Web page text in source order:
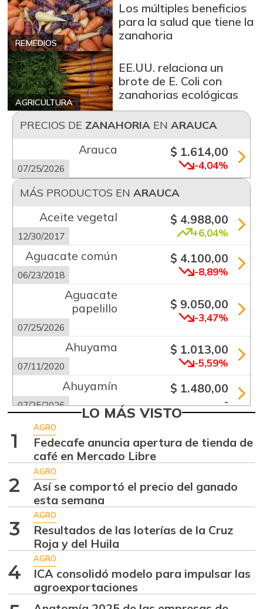
REMEDIOS
Los múltiples beneficios
para la salud que tiene la
zanahoria
AGRICULTURA
EE.UU. relaciona un
brote de E. Coli con
zanahorias ecológicas
PRECIOS DE ZANAHORIAEN ARAUCA
Arauca
07/25/2026
$ 1.614,00
-4,04%
MÁS PRODUCTOS EN ARAUCA
Aceite vegetal
12/30/2017
$ 4.988,00
+6,04%
Aguacate común
06/23/2018
$ 4.100,00
-8,89%
Aguacate
papelillo
07/25/2026
$ 9.050,00
-3,47%
Ahuyama
07/11/2020
$ 1.013,00
-5,59%
Ahuyamín
07/25/2026
$ 1.480,00
-
07/25/2026 +0,44%
Alas de pollo sin
07/25/2026
-
07/25/2026 -
Arracacha
amarilla
07/25/2026
+0,55%
LO MÁS VISTO
1
AGRO
Fedecafe anuncia apertura de tienda de
café en Mercado Libre
2
AGRO
Así se comportó el precio del ganado
esta semana
3
AGRO
Resultados de las loterías de la Cruz
Roja y del Huila
4
AGRO
ICA consolidó modelo para impulsar las
agroexportaciones